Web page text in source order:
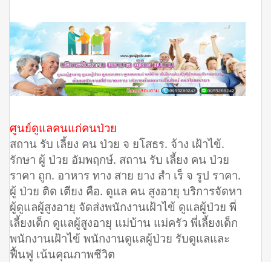
ศูนย์ดูแลคนแก่คนป่วย
สถาน รับ เลี้ยง คน ป่วย จ ยโสธร. จ้าง เฝ้าไข้.
รักษา ผู้ ป่วย อัมพฤกษ์. สถาน รับ เลี้ยง คน ป่วย
ราคา ถูก. อาหาร ทาง สาย ยาง สํา เร็ จ รูป ราคา.
ผู้ ป่วย ติด เตียง คือ. ดูแล คน สูงอายุ บริการจัดหา
ผู้ดูแลผู้สูงอายุ จัดส่งพนักงานเฝ้าไข้ ดูแลผู้ป่วย พี่
เลี้ยงเด็ก ดูแลผู้สูงอายุ แม่บ้าน แม่ครัว พี่เลี้ยงเด็ก
พนักงานเฝ้าไข้ พนักงานดูแลผู้ป่วย รับดูแลและ
ฟื้นฟู เน้นคุณภาพชีวิต